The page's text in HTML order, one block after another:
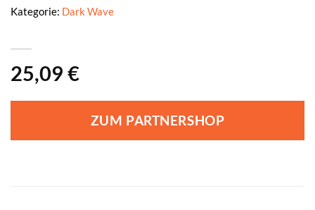
25,09 €
ZUM PARTNERSHOP
Kategorie: Dark Wave